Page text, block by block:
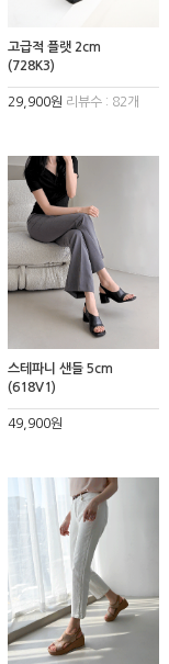
고급적 플랫 2cm
(728K3)
29,900원 리뷰수 : 82개
스테파니 샌들 5cm
(618V1)
49,900원